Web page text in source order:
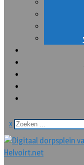
x